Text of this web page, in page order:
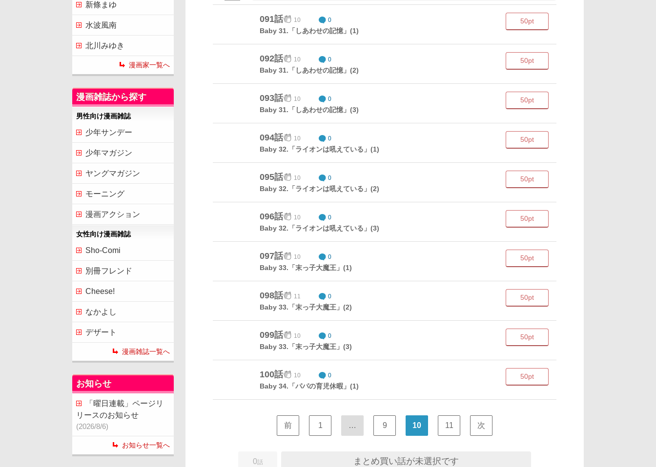
091話 10 0
Baby 31.「しあわせの記憶」(1)
50pt
092話 10 0
Baby 31.「しあわせの記憶」(2)
50pt
093話 10 0
Baby 31.「しあわせの記憶」(3)
50pt
094話 10 0
Baby 32.「ライオンは吼えている」(1)
50pt
095話 10 0
Baby 32.「ライオンは吼えている」(2)
50pt
096話 10 0
Baby 32.「ライオンは吼えている」(3)
50pt
097話 10 0
Baby 33.「末っ子大魔王」(1)
50pt
098話 11 0
Baby 33.「末っ子大魔王」(2)
50pt
099話 10 0
Baby 33.「末っ子大魔王」(3)
50pt
100話 10 0
Baby 34.「パパの育児休暇」(1)
50pt
前 1 … 9 10 11 次
0話 まとめ買い話が未選択です
新條まゆ
水波風南
北川みゆき
漫画家一覧へ
漫画雑誌から探す
男性向け漫画雑誌
少年サンデー
少年マガジン
ヤングマガジン
モーニング
漫画アクション
女性向け漫画雑誌
Sho-Comi
別冊フレンド
Cheese!
なかよし
デザート
漫画雑誌一覧へ
お知らせ
「曜日連載」ページリ
リースのお知らせ
(2026/8/6)
お知らせ一覧へ